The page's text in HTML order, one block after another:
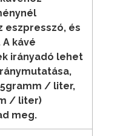
eszpresszó, és
kávé
irányadó lehet
/ liter,
/ liter)
meg.